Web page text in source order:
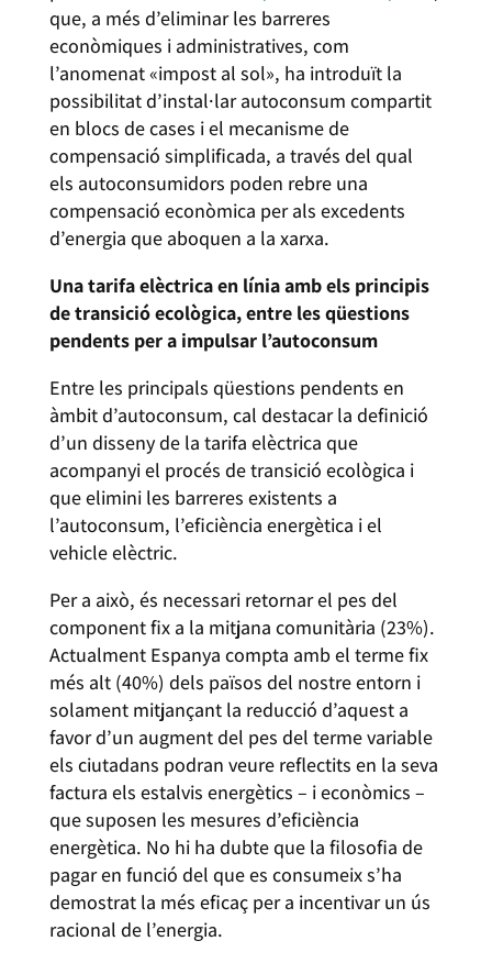
que, a més d’eliminar les barreres
econòmiques i administratives, com
l’anomenat «impost al sol», ha introduït la
possibilitat d’instal·lar autoconsum compartit
en blocs de cases i el mecanisme de
compensació simplificada, a través del qual
els autoconsumidors poden rebre una
compensació econòmica per als excedents
d’energia que aboquen a la xarxa.
Una tarifa elèctrica en línia amb els principis
de transició ecològica, entre les qüestions
pendents per a impulsar l’autoconsum
Entre les principals qüestions pendents en
àmbit d’autoconsum, cal destacar la definició
d’un disseny de la tarifa elèctrica que
acompanyi el procés de transició ecològica i
que elimini les barreres existents a
l’autoconsum, l’eficiència energètica i el
vehicle elèctric.
Per a això, és necessari retornar el pes del
component fix a la mitjana comunitària (23%).
Actualment Espanya compta amb el terme fix
més alt (40%) dels països del nostre entorn i
solament mitjançant la reducció d’aquest a
favor d’un augment del pes del terme variable
els ciutadans podran veure reflectits en la seva
factura els estalvis energètics – i econòmics –
que suposen les mesures d’eficiència
energètica. No hi ha dubte que la filosofia de
pagar en funció del que es consumeix s’ha
demostrat la més eficaç per a incentivar un ús
racional de l’energia.